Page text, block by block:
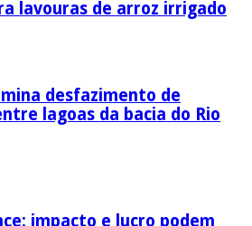
lavouras de arroz irrigado
desfazimento de
lagoas da bacia do Rio
impacto e lucro podem